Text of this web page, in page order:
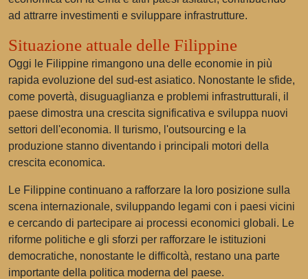
ad attrarre investimenti e sviluppare infrastrutture.
Situazione attuale delle Filippine
Oggi le Filippine rimangono una delle economie in più
rapida evoluzione del sud-est asiatico. Nonostante le sfide,
come povertà, disuguaglianza e problemi infrastrutturali, il
paese dimostra una crescita significativa e sviluppa nuovi
settori dell'economia. Il turismo, l'outsourcing e la
produzione stanno diventando i principali motori della
crescita economica.
Le Filippine continuano a rafforzare la loro posizione sulla
scena internazionale, sviluppando legami con i paesi vicini
e cercando di partecipare ai processi economici globali. Le
riforme politiche e gli sforzi per rafforzare le istituzioni
democratiche, nonostante le difficoltà, restano una parte
importante della politica moderna del paese.